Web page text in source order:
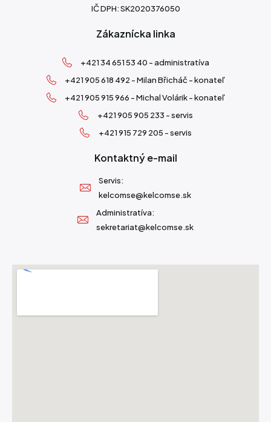
IČ DPH: SK2020376050
Zákaznícka linka
+421 34 651 53 40 - administratíva
+421 905 618 492 - Milan Břicháč - konateľ
+421 905 915 966 - Michal Volárik - konateľ
+421 905 905 233 - servis
+421 915 729 205 - servis
Kontaktný e-mail
Servis:
kelcomse@kelcomse.sk
Administratíva:
sekretariat@kelcomse.sk